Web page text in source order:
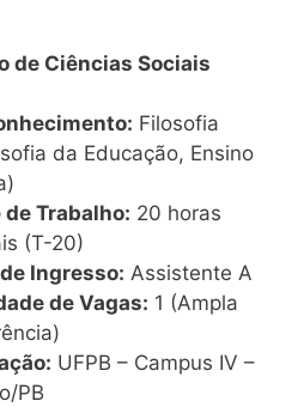
de Ciências Sociais
Filosofia
da Educação, Ensino
de Trabalho: 20 horas
(T-20)
Ingresso: Assistente A
de Vagas: 1 (Ampla
UFPB – Campus IV –
PB